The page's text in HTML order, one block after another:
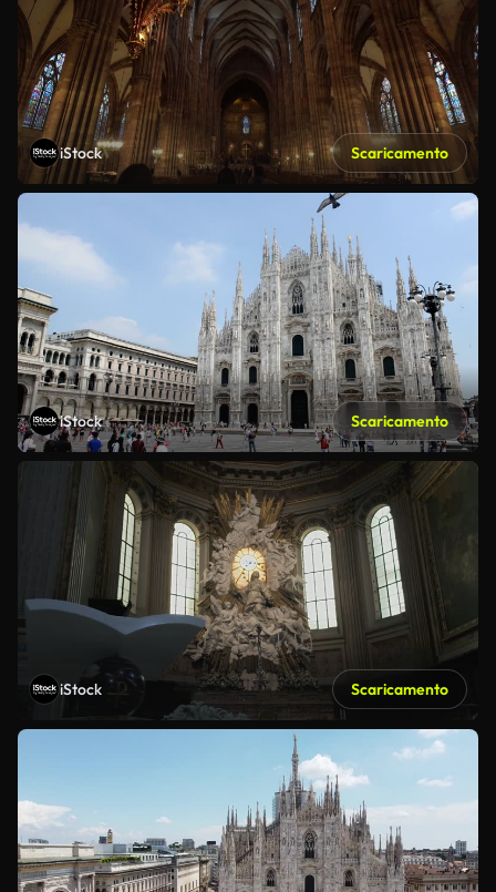
iStock Scaricamento
iStock Scaricamento
iStock Scaricamento